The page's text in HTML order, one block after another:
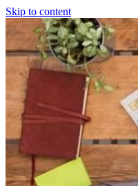
Skip to content